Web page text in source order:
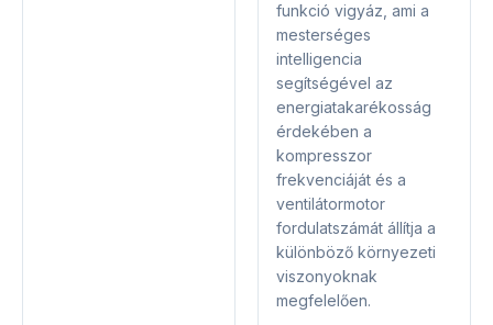
funkció vigyáz, ami a
mesterséges
intelligencia
segítségével az
energiatakarékosság
érdekében a
kompresszor
frekvenciáját és a
ventilátormotor
fordulatszámát állítja a
különböző környezeti
viszonyoknak
megfelelően.